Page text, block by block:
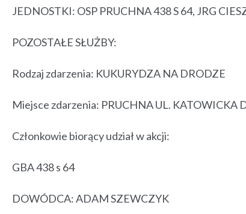
JEDNOSTKI: OSP PRUCHNA 438 S 64, JRG
POZOSTAŁE SŁUŻBY:
Rodzaj zdarzenia: KUKURYDZA NA DRODZE
Miejsce zdarzenia: PRUCHNA UL. KATOWICKA
Członkowie biorący udział w akcji:
GBA 438 s 64
DOWÓDCA: ADAM SZEWCZYK